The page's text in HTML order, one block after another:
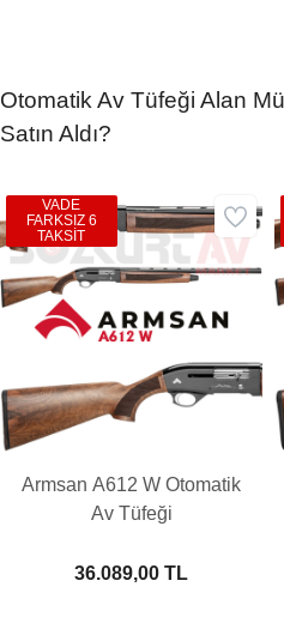
Otomatik Av Tüfeği Alan
Satın Aldı?
Armsan A612 W Otomatik
Av Tüfeği
36.089,00 TL
VADE
FARKSIZ 6
TAKSİT